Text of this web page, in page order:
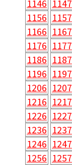
1146 1147
1156 1157
1166 1167
1176 1177
1186 1187
1196 1197
1206 1207
1216 1217
1226 1227
1236 1237
1246 1247
1256 1257